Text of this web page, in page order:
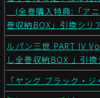
(全巻購入特典:「ア
巻収納BOX」引換シリ
ルパン三世 PART IV
し全巻収納BOX 」引
「ヤング ブラック・